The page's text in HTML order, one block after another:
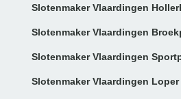
Slotenmaker Vlaardingen
Slotenmaker Vlaardingen
Slotenmaker Vlaardingen
Slotenmaker Vlaardingen Loper